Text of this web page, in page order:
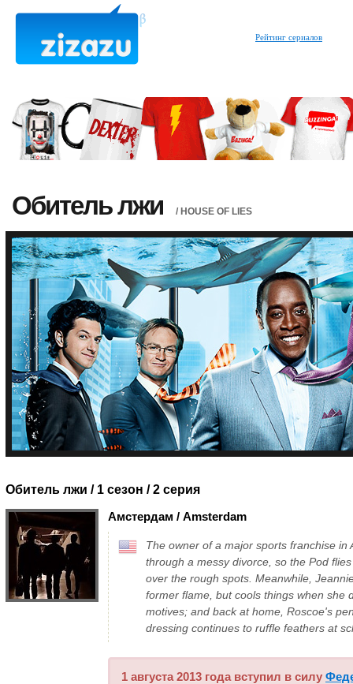
Рейтинг сериалов
Обитель лжи / HOUSE OF LIES
Обитель лжи / 1 сезон / 2 серия
Амстердам / Amsterdam
The owner of a major sports franchise in
through a messy divorce, so the Pod
over the rough spots. Meanwhile,
former flame, but cools things when she
motives; and back at home, Roscoe's
dressing continues to ruffle feathers at
1 августа 2013 года вступил в силу